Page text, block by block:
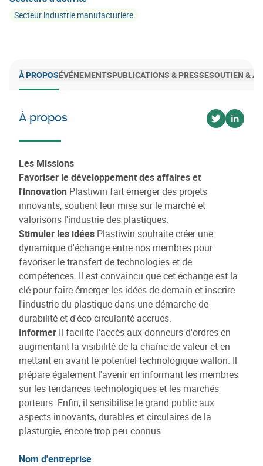
Secteur industrie manufacturière
À PROPOSÉVÉNEMENTSPUBLICATIONS & PRESSESOUTIEN &
À propos
Voir sur
Voir
Les Missions
Favoriser le développement des affaires et
l'innovation Plastiwin fait émerger des projets
innovants, soutient leur mise sur le marché et
valorisons l'industrie des plastiques.
Stimuler les idées Plastiwin souhaite créer une
dynamique d'échange entre nos membres pour
favoriser le transfert de technologies et de
compétences. Il est convaincu que cet échange est la
clé pour faire émerger les idées de demain et inscrire
l'industrie du plastique dans une démarche de
durabilité et d'éco-circularité accrues.
Informer Il facilite l'accès aux donneurs d'ordres en
augmentant la visibilité de la chaîne de valeur et en
mettant en avant le potentiel technologique wallon. Il
prépare également l'avenir en informant les membres
sur les tendances technologiques et les marchés
porteurs. Enfin, il sensibilise le grand public aux
aspects innovants, durables et circulaires de la
plasturgie, encore trop peu connus.
Nom d'entreprise